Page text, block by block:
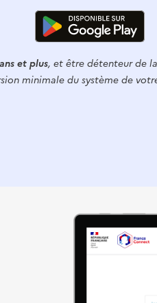
et plus, et être détenteur de la
minimale du système de